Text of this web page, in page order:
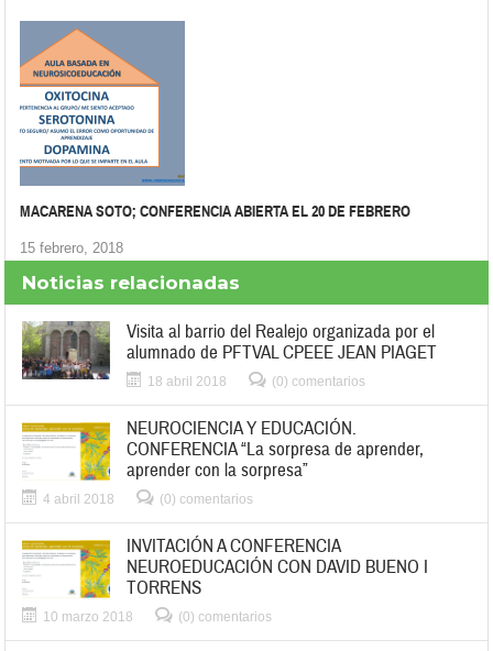
MACARENA SOTO; CONFERENCIA ABIERTA EL 20 DE FEBRERO
15 febrero, 2018
Noticias relacionadas
Visita al barrio del Realejo organizada por el
alumnado de PFTVAL CPEEE JEAN PIAGET
18 abril 2018 (0) comentarios
NEUROCIENCIA Y EDUCACIÓN.
CONFERENCIA “La sorpresa de aprender,
aprender con la sorpresa”
4 abril 2018 (0) comentarios
INVITACIÓN A CONFERENCIA
NEUROEDUCACIÓN CON DAVID BUENO I
TORRENS
10 marzo 2018 (0) comentarios